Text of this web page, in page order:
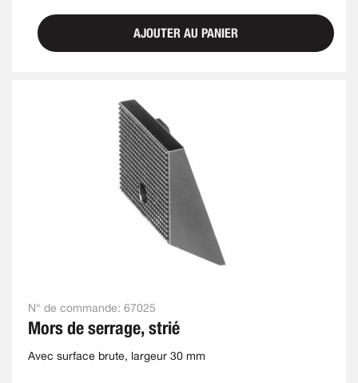
AJOUTER AU PANIER
N° de commande: 67025
Mors de serrage, strié
Avec surface brute, largeur 30 mm